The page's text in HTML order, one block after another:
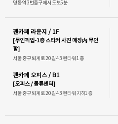
명동역 3번출구에서 도보5분
펜카페 라운지 / 1F
[무인픽업-1층 스티커 사진 매장內 무인
함]
서울 중구 퇴계로 20길 43 펜타워 1층
펜카페 오피스 / B1
[오피스 / 물류센터]
서울 중구 퇴계로 20길 43 펜타워 지하1층